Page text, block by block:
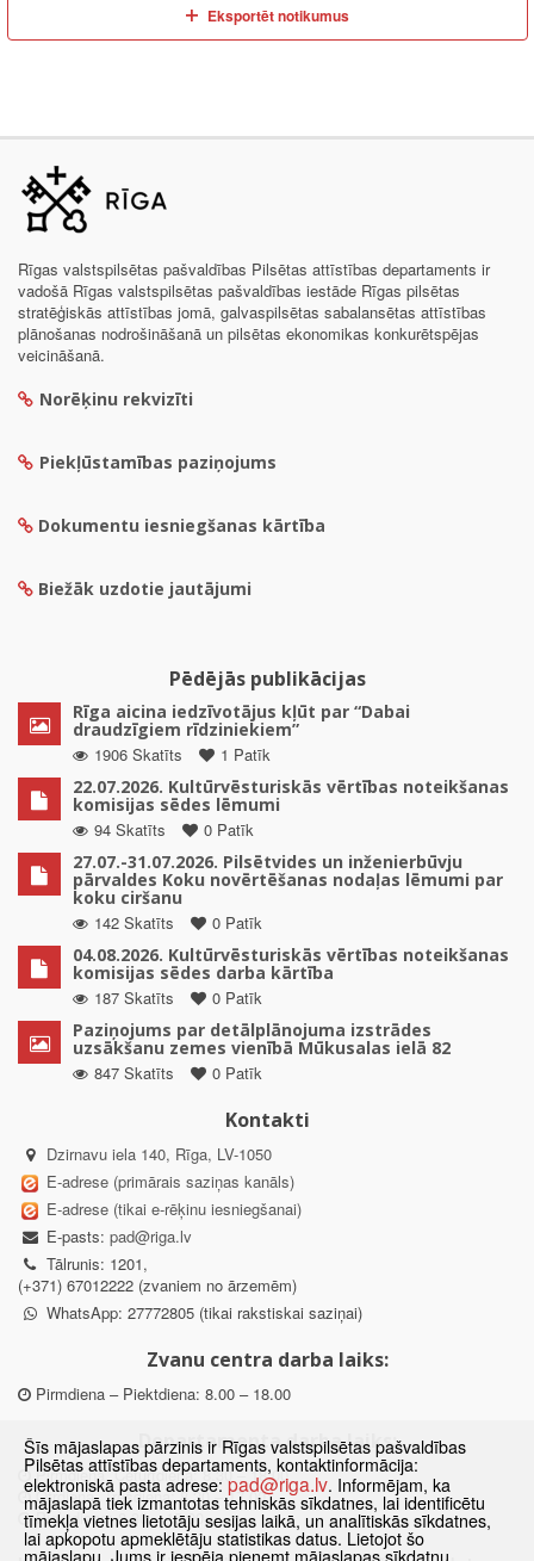
Eksportēt notikumus
Rīgas valstspilsētas pašvaldības Pilsētas attīstības departaments ir
vadošā Rīgas valstspilsētas pašvaldības iestāde Rīgas pilsētas
stratēģiskās attīstības jomā, galvaspilsētas sabalansētas attīstības
plānošanas nodrošināšanā un pilsētas ekonomikas konkurētspējas
veicināšanā.
Norēķinu rekvizīti
Piekļūstamības paziņojums
Dokumentu iesniegšanas kārtība
Biežāk uzdotie jautājumi
Pēdējās publikācijas
Rīga aicina iedzīvotājus kļūt par “Dabai
draudzīgiem rīdziniekiem”
1906 Skatīts
1 Patīk
22.07.2026. Kultūrvēsturiskās vērtības noteikšanas
komisijas sēdes lēmumi
94 Skatīts
0 Patīk
27.07.-31.07.2026. Pilsētvides un inženierbūvju
pārvaldes Koku novērtēšanas nodaļas lēmumi par
koku ciršanu
142 Skatīts
0 Patīk
04.08.2026. Kultūrvēsturiskās vērtības noteikšanas
komisijas sēdes darba kārtība
187 Skatīts
0 Patīk
Paziņojums par detālplānojuma izstrādes
uzsākšanu zemes vienībā Mūkusalas ielā 82
847 Skatīts
0 Patīk
Kontakti
Dzirnavu iela 140, Rīga, LV-1050
E-adrese (primārais saziņas kanāls)
E-adrese (tikai e-rēķinu iesniegšanai)
E-pasts: pad@riga.lv
Tālrunis: 1201,
(+371) 67012222 (zvaniem no ārzemēm)
WhatsApp: 27772805 (tikai rakstiskai saziņai)
Zvanu centra darba laiks:
Pirmdiena – Piektdiena: 8.00 – 18.00
Departamenta darba laiks:
Pirmdiena, Ceturtdiena: 8.30 – 18.00
Otrdiena, Trešdiena: 8.30 – 17.00
Piektdiena: 8.30 – 15.00
Šīs mājaslapas pārzinis ir Rīgas valstspilsētas pašvaldības
Pilsētas attīstības departaments, kontaktinformācija:
elektroniskā pasta adrese: pad@riga.lv. Informējam, ka
mājaslapā tiek izmantotas tehniskās sīkdatnes, lai identificētu
tīmekļa vietnes lietotāju sesijas laikā, un analītiskās sīkdatnes,
lai apkopotu apmeklētāju statistikas datus. Lietojot šo
mājaslapu, Jums ir iespēja pieņemt mājaslapas sīkdatņu